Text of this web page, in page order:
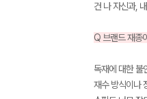
건 나 자신과,
Q 브랜드 재종
독재에 대한 불
재수 방식이나